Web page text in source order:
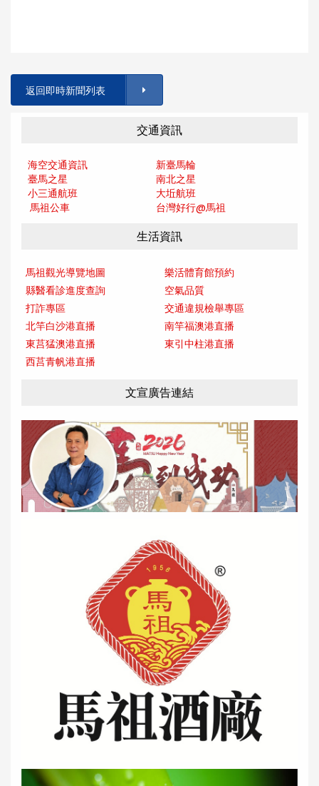
返回即時新聞列表
交通資訊
海空交通資訊
新臺馬輪
臺馬之星
南北之星
小三通航班
大坵航班
馬祖公車
台灣好行@馬祖
生活資訊
馬祖觀光導覽地圖
樂活體育館預約
縣醫看診進度查詢
空氣品質
打詐專區
交通違規檢舉專區
北竿白沙港直播
南竿福澳港直播
東莒猛澳港直播
東引中柱港直播
西莒青帆港直播
文宣廣告連結